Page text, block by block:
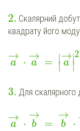
2. Скалярний
квадрату його
a
→ ⋅ a
→ = ∣
∣ a
→∣
∣
2
3. Для скалярного
a
→ ⋅ b
→
= b
→
⋅